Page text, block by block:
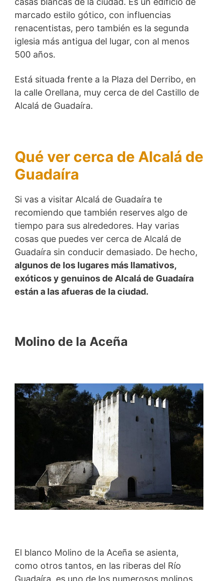
marcado estilo gótico, con influencias
renacentistas, pero también es la segunda
iglesia más antigua del lugar, con al menos
500 años.
Está situada frente a la Plaza del Derribo, en
la calle Orellana, muy cerca de del Castillo de
Alcalá de Guadaíra.
Qué ver cerca de Alcalá de
Guadaíra
Si vas a visitar Alcalá de Guadaíra te
recomiendo que también reserves algo de
tiempo para sus alrededores. Hay varias
cosas que puedes ver cerca de Alcalá de
Guadaíra sin conducir demasiado. De hecho,
algunos de los lugares más llamativos,
exóticos y genuinos de Alcalá de Guadaíra
están a las afueras de la ciudad.
Molino de la Aceña
El blanco Molino de la Aceña se asienta,
como otros tantos, en las riberas del Río
Guadaíra, es uno de los numerosos molinos